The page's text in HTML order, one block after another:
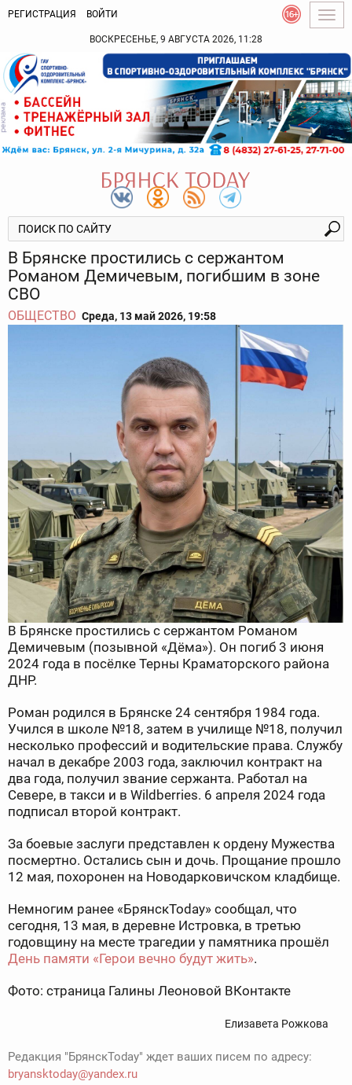
РЕГИСТРАЦИЯ ВОЙТИ
ВОСКРЕСЕНЬЕ, 9 АВГУСТА 2026, 11:28
В Брянске простились с сержантом
Романом Демичевым, погибшим в зоне
СВО
ОБЩЕСТВО Среда, 13 май 2026, 19:58
В Брянске простились с сержантом Романом
Демичевым (позывной «Дёма»). Он погиб 3 июня
2024 года в посёлке Терны Краматорского района
ДНР.
Роман родился в Брянске 24 сентября 1984 года.
Учился в школе №18, затем в училище №18, получил
несколько профессий и водительские права. Службу
начал в декабре 2003 года, заключил контракт на
два года, получил звание сержанта. Работал на
Севере, в такси и в Wildberries. 6 апреля 2024 года
подписал второй контракт.
За боевые заслуги представлен к ордену Мужества
посмертно. Остались сын и дочь. Прощание прошло
12 мая, похоронен на Новодарковичском кладбище.
Немногим ранее «БрянскToday» сообщал, что
сегодня, 13 мая, в деревне Истровка, в третью
годовщину на месте трагедии у памятника прошёл
День памяти «Герои вечно будут жить».
Фото: страница Галины Леоновой ВКонтакте
Елизавета Рожкова
Редакция "БрянскToday" ждет ваших писем по адресу:
bryansktoday@yandex.ru